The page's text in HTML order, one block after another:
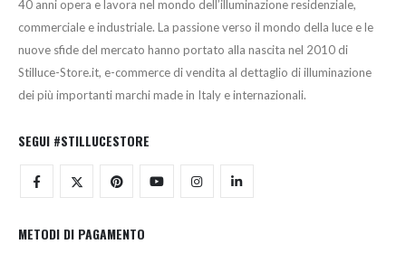
40 anni opera e lavora nel mondo dell’illuminazione residenziale,
commerciale e industriale. La passione verso il mondo della luce e le
nuove sfide del mercato hanno portato alla nascita nel 2010 di
Stilluce-Store.it, e-commerce di vendita al dettaglio di illuminazione
dei più importanti marchi made in Italy e internazionali.
SEGUI #STILLUCESTORE
METODI DI PAGAMENTO